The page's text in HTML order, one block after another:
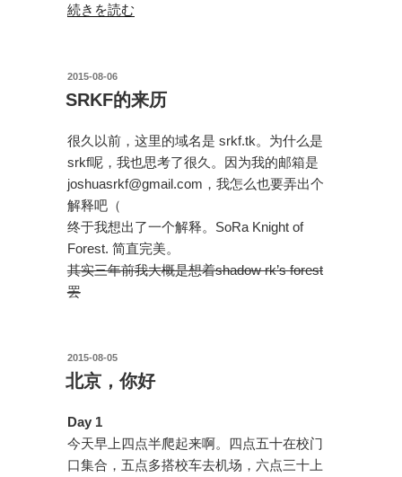
“标
的
文
の
続きを読む
投
稿
日:
2015-08-06
SRKF的来历
很久以前，这里的域名是 srkf.tk。为什么是
srkf呢，我也思考了很久。因为我的邮箱是
joshuasrkf@gmail.com，我怎么也要弄出个
解释吧（
终于我想出了一个解释。SoRa Knight of
Forest. 简直完美。
其实三年前我大概是想着shadow rk’s forest
罢
投
稿
日:
2015-08-05
北京，你好
Day 1
今天早上四点半爬起来啊。四点五十在校门
口集合，五点多搭校车去机场，六点三十上